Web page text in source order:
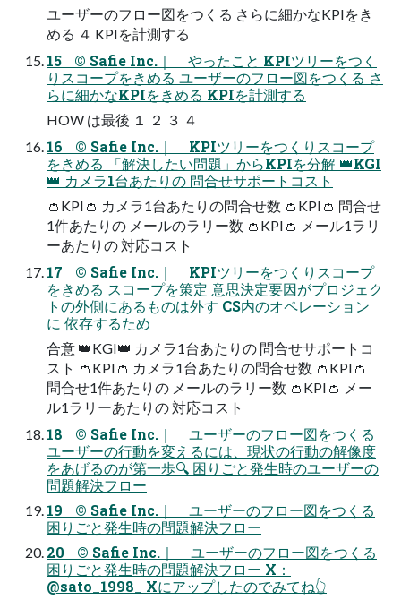
ユーザーのフロー図をつくる さらに細かなKPIをき
める ４ KPIを計測する
15 © Safie Inc.｜ やったこと KPIツリーをつく
りスコープをきめる ユーザーのフロー図をつくる さ
らに細かなKPIをきめる KPIを計測する
HOW は最後 １ ２ ３ ４
16 © Safie Inc.｜ KPIツリーをつくりスコープ
をきめる 「解決したい問題」からKPIを分解 👑KGI
👑 カメラ1台あたりの 問合せサポートコスト
👛KPI👛 カメラ1台あたりの問合せ数 👛KPI👛 問合せ
1件あたりの メールのラリー数 👛KPI👛 メール1ラリ
ーあたりの 対応コスト
17 © Safie Inc.｜ KPIツリーをつくりスコープ
をきめる スコープを策定 意思決定要因がプロジェク
トの外側にあるものは外す CS内のオペレーション
に 依存するため
合意 👑KGI👑 カメラ1台あたりの 問合せサポートコ
スト 👛KPI👛 カメラ1台あたりの問合せ数 👛KPI👛
問合せ1件あたりの メールのラリー数 👛KPI👛 メー
ル1ラリーあたりの 対応コスト
18 © Safie Inc.｜ ユーザーのフロー図をつくる
ユーザーの行動を変えるには、現状の行動の解像度
をあげるのが第一歩🔍 困りごと発生時のユーザーの
問題解決フロー
19 © Safie Inc.｜ ユーザーのフロー図をつくる
困りごと発生時の問題解決フロー
20 © Safie Inc.｜ ユーザーのフロー図をつくる
困りごと発生時の問題解決フロー X：
@sato_1998_ Xにアップしたのでみてね👆